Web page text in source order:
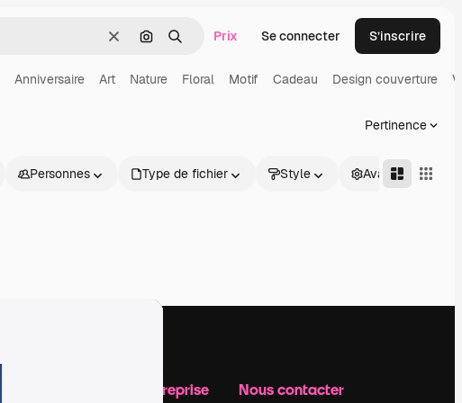
EffacerRechercher par image
Rechercher
Prix Se connecter S’inscrire
Anniversaire Art Nature Floral Motif Cadeau Design couverture
Pertinence
Personnes Type de fichier Style Avancé
Notre entreprise Nous contacter